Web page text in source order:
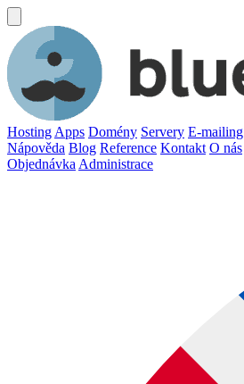
Hosting Apps Domény Servery E-mailing
Nápověda Blog Reference Kontakt O nás
Objednávka Administrace